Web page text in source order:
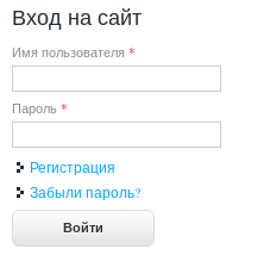
Вход на сайт
Имя пользователя *
Пароль *
Регистрация
Забыли пароль?